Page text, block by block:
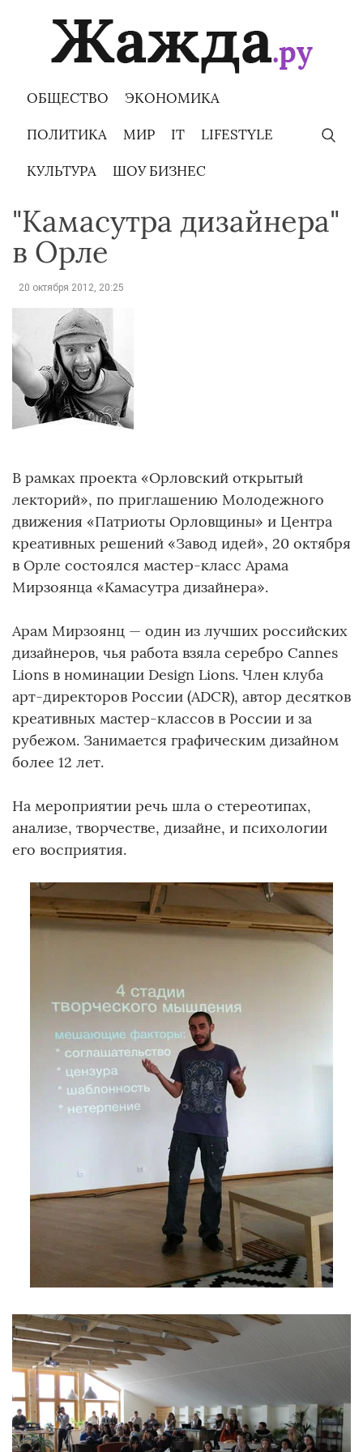
ОБЩЕСТВО ЭКОНОМИКА
ПОЛИТИКА МИР IT LIFESTYLE
КУЛЬТУРА ШОУ БИЗНЕС
"Камасутра дизайнера"
в Орле
20 октября 2012, 20:25
В рамках проекта «Орловский открытый
лекторий», по приглашению Молодежного
движения «Патриоты Орловщины» и Центра
креативных решений «Завод идей», 20 октября
в Орле состоялся мастер-класс Арама
Мирзоянца «Камасутра дизайнера».
Арам Мирзоянц — один из лучших российских
дизайнеров, чья работа взяла серебро Cannes
Lions в номинации Design Lions. Член клуба
арт-директоров России (ADCR), автор десятков
креативных мастер-классов в России и за
рубежом. Занимается графическим дизайном
более 12 лет.
На мероприятии речь шла о стереотипах,
анализе, творчестве, дизайне, и психологии
его восприятия.